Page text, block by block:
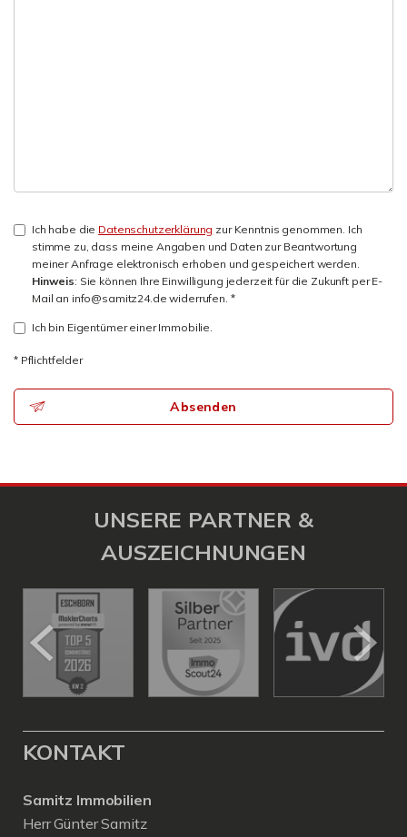
Ich habe die Datenschutzerklärung zur Kenntnis genommen. Ich
stimme zu, dass meine Angaben und Daten zur Beantwortung
meiner Anfrage elektronisch erhoben und gespeichert werden.
Hinweis: Sie können Ihre Einwilligung jederzeit für die Zukunft per E-
Mail an info@samitz24.de widerrufen. *
Ich bin Eigentümer einer Immobilie.
* Pflichtfelder
Absenden
UNSERE PARTNER &
AUSZEICHNUNGEN
KONTAKT
Samitz Immobilien
Herr Günter Samitz